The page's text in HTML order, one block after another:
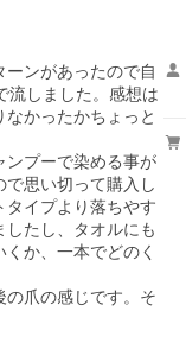
ンがあったので自
流しました。感想は
かったかちょっと
ンプーで染める事が
思い切って購入し
タイプより落ちやす
たし、タオルにも
か、一本でどのく
爪の感じです。そ